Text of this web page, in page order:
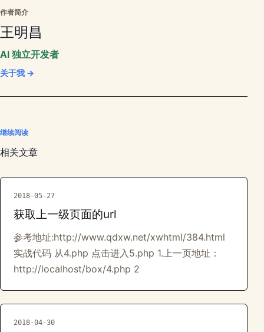
作者简介
王明昌
AI 独立开发者
关于我 →
继续阅读
相关文章
2018-05-27
获取上一级页面的url
参考地址:http://www.qdxw.net/xwhtml/384.html
实战代码 从4.php 点击进入5.php 1.上一页地址：
http://localhost/box/4.php 2
2018-04-30